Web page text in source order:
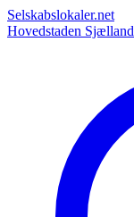
Selskabslokaler.net
Hovedstaden Sjælland